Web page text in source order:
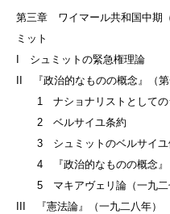
第三章 ワイマール共和国中期
ミット
I シュミットの緊急権理論
II 『政治的なものの概念』（第
1 ナショナリストとしての
2 ベルサイユ条約
3 シュミットのベルサイユ
4 『政治的なものの概念』（
5 マキアヴェリ論（一九二
III 『憲法論』（一九二八年）